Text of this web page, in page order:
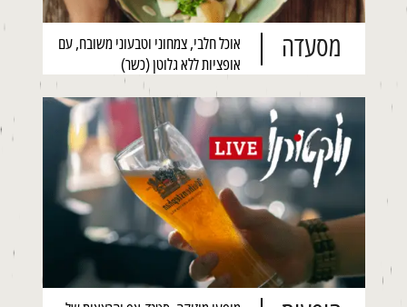
מסעדה
אוכל חלבי, צמחוני וטבעוני משובח, עם
אופציות ללא גלוטן (כשר)